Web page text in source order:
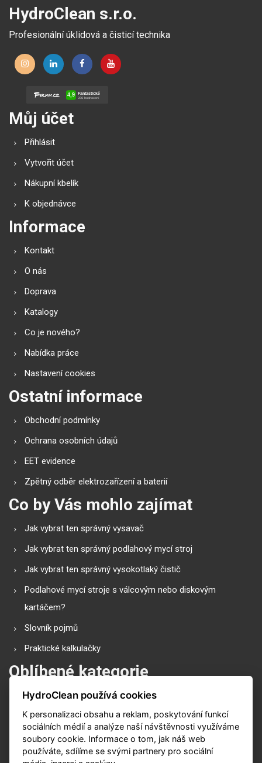
HydroClean s.r.o.
Profesionální úklidová a čisticí technika
Můj účet
Přihlásit
Vytvořit účet
Nákupní kbelík
K objednávce
Informace
Kontakt
O nás
Doprava
Katalogy
Co je nového?
Nabídka práce
Nastavení cookies
Ostatní informace
Obchodní podmínky
Ochrana osobních údajů
EET evidence
Zpětný odběr elektrozařízení a baterií
Co by Vás mohlo zajímat
Jak vybrat ten správný vysavač
Jak vybrat ten správný podlahový mycí stroj
Jak vybrat ten správný vysokotlaký čistič
Podlahové mycí stroje s válcovým nebo diskovým
kartáčem?
Slovník pojmů
Praktické kalkulačky
Oblíbené kategorie
Průmyslové vysavače
Vysokotlaké čističe
Podlahové mycí stroje
Zametací stroje
HydroClean používá cookies
K personalizaci obsahu a reklam, poskytování funkcí
sociálních médií a analýze naší návštěvnosti využíváme
soubory cookie. Informace o tom, jak náš web
používáte, sdílíme se svými partnery pro sociální